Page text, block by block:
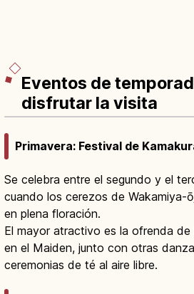
Eventos de
disfrutar la visita
Primavera: Festival de
Se celebra entre el segundo y el
cuando los cerezos de Wakamiya-
en plena floración.
El mayor atractivo es la ofrenda de
en el Maiden, junto con otras
ceremonias de té al aire libre.